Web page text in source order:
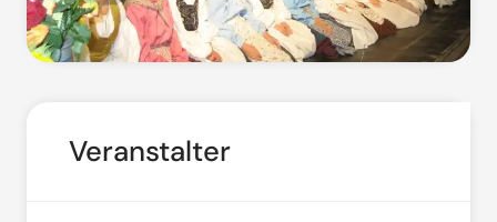
Veranstalter